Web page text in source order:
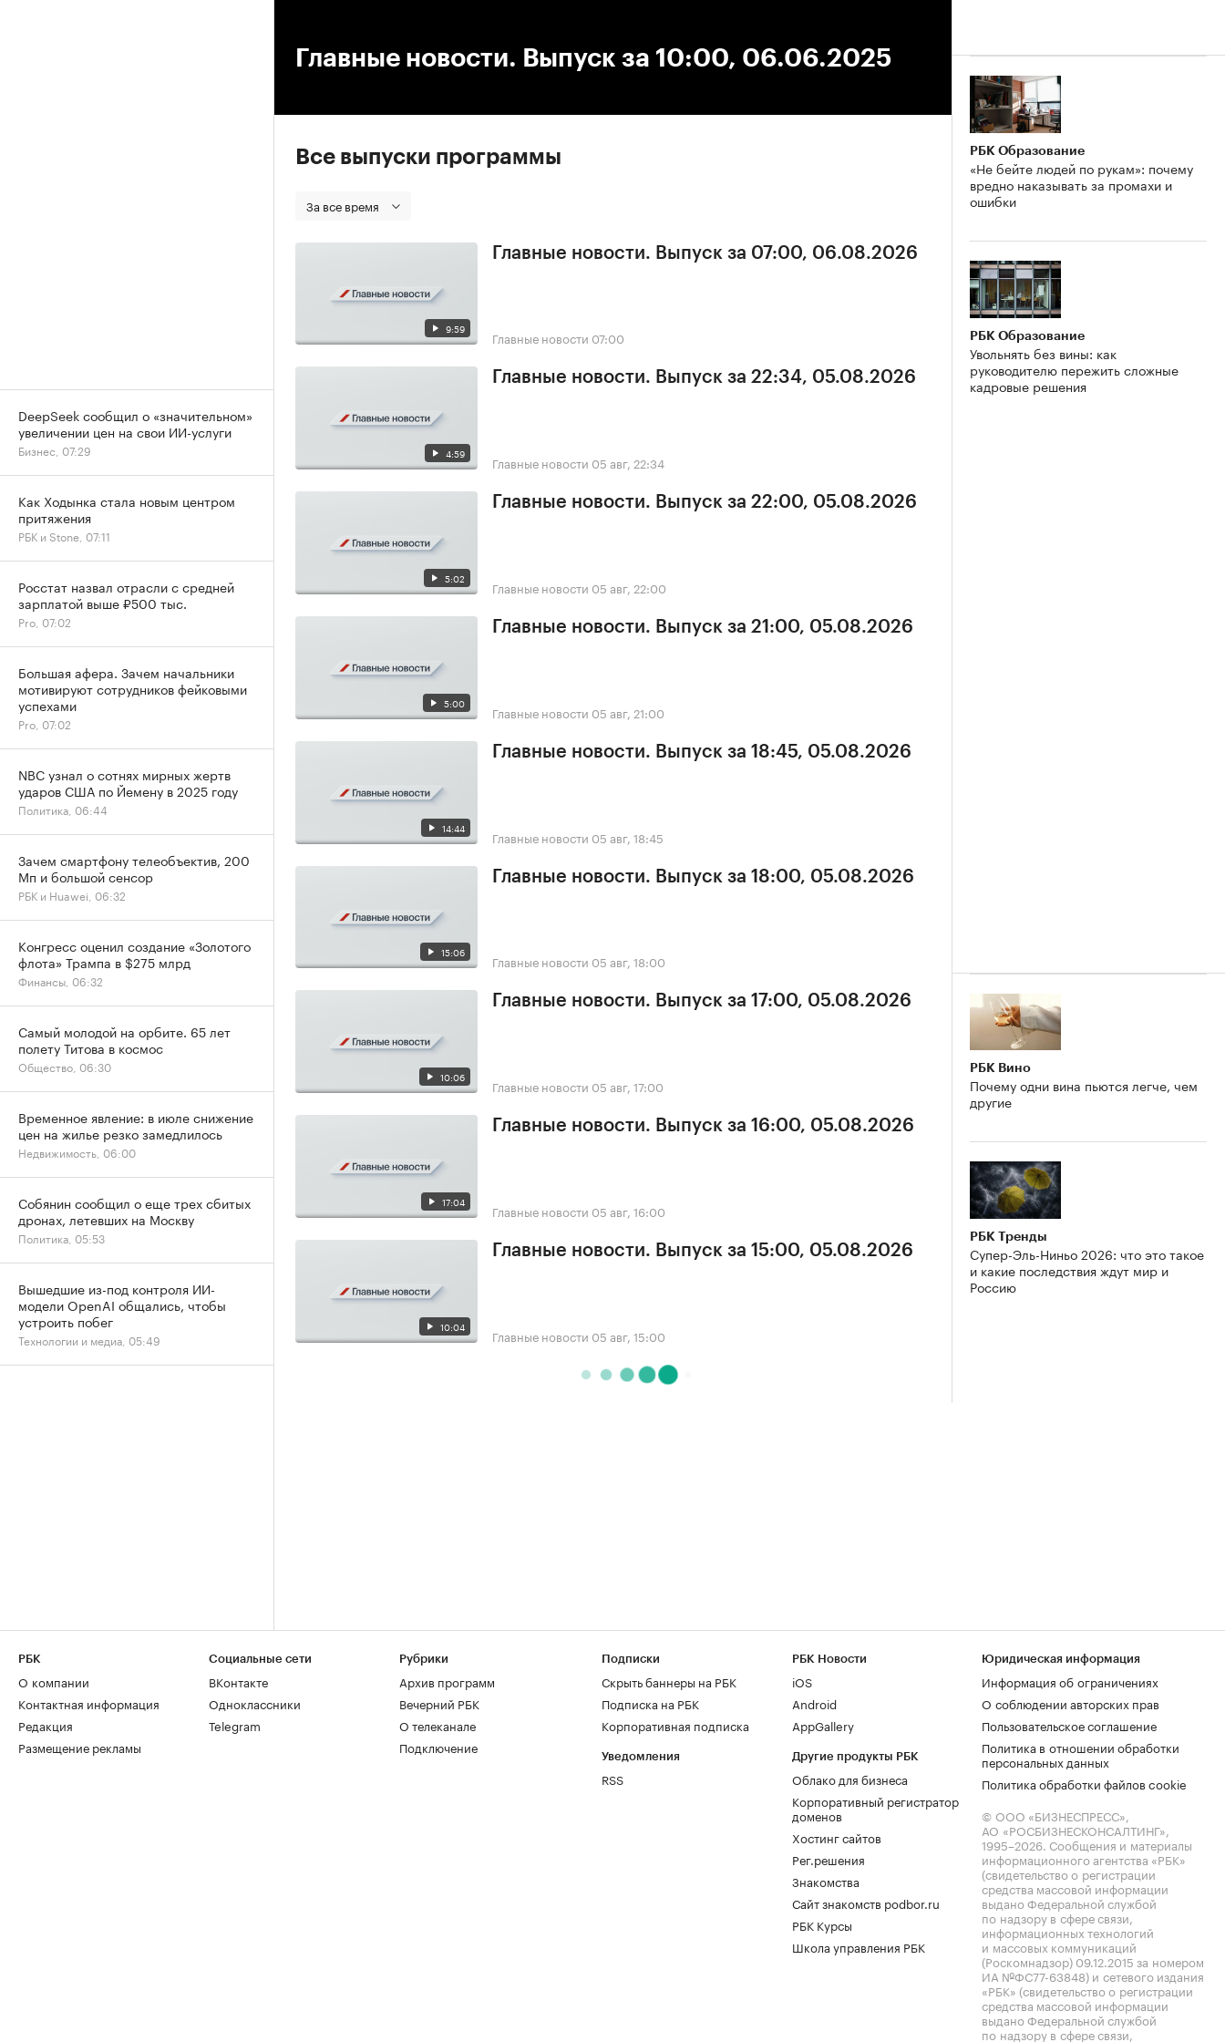
Главные новости. Выпуск за 10:00, 06.06.2025
Все выпуски программы
За все время
9:59
Главные новости. Выпуск за 07:00, 06.08.2026
Главные новости 07:00
4:59
Главные новости. Выпуск за 22:34, 05.08.2026
Главные новости 05 авг, 22:34
5:02
Главные новости. Выпуск за 22:00, 05.08.2026
Главные новости 05 авг, 22:00
5:00
Главные новости. Выпуск за 21:00, 05.08.2026
Главные новости 05 авг, 21:00
14:44
Главные новости. Выпуск за 18:45, 05.08.2026
Главные новости 05 авг, 18:45
15:06
Главные новости. Выпуск за 18:00, 05.08.2026
Главные новости 05 авг, 18:00
10:06
Главные новости. Выпуск за 17:00, 05.08.2026
Главные новости 05 авг, 17:00
17:04
Главные новости. Выпуск за 16:00, 05.08.2026
Главные новости 05 авг, 16:00
10:04
Главные новости. Выпуск за 15:00, 05.08.2026
Главные новости 05 авг, 15:00
РБК Образование
«Не бейте людей по рукам»: почему
вредно наказывать за промахи и
ошибки
РБК Образование
Увольнять без вины: как
руководителю пережить сложные
кадровые решения
РБК Вино
Почему одни вина пьются легче, чем
другие
РБК Тренды
Супер-Эль-Ниньо 2026: что это такое
и какие последствия ждут мир и
Россию
DeepSeek сообщил о «значительном»
увеличении цен на свои ИИ-услуги
Бизнес, 07:29
Как Ходынка стала новым центром
притяжения
РБК и Stone, 07:11
Росстат назвал отрасли с средней
зарплатой выше ₽500 тыс.
Pro, 07:02
Большая афера. Зачем начальники
мотивируют сотрудников фейковыми
успехами
Pro, 07:02
NBC узнал о сотнях мирных жертв
ударов США по Йемену в 2025 году
Политика, 06:44
Зачем смартфону телеобъектив, 200
Мп и большой сенсор
РБК и Huawei, 06:32
Конгресс оценил создание «Золотого
флота» Трампа в $275 млрд
Финансы, 06:32
Самый молодой на орбите. 65 лет
полету Титова в космос
Общество, 06:30
Временное явление: в июле снижение
цен на жилье резко замедлилось
Недвижимость, 06:00
Собянин сообщил о еще трех сбитых
дронах, летевших на Москву
Политика, 05:53
Вышедшие из-под контроля ИИ-
модели OpenAI общались, чтобы
устроить побег
Технологии и медиа, 05:49
РБК
О компании
Контактная информация
Редакция
Размещение рекламы
Социальные сети
ВКонтакте
Одноклассники
Telegram
Рубрики
Архив программ
Вечерний РБК
О телеканале
Подключение
Подписки
Скрыть баннеры на РБК
Подписка на РБК
Корпоративная подписка
Уведомления
RSS
РБК Новости
iOS
Android
AppGallery
Другие продукты РБК
Облако для бизнеса
Корпоративный регистратор
доменов
Хостинг сайтов
Рег.решения
Знакомства
Сайт знакомств podbor.ru
РБК Курсы
Школа управления РБК
Юридическая информация
Информация об ограничениях
О соблюдении авторских прав
Пользовательское соглашение
Политика в отношении обработки
персональных данных
Политика обработки файлов cookie
© ООО «БИЗНЕСПРЕСС»,
АО «РОСБИЗНЕСКОНСАЛТИНГ»,
1995–2026. Сообщения и материалы
информационного агентства «РБК»
(свидетельство о регистрации
средства массовой информации
выдано Федеральной службой
по надзору в сфере связи,
информационных технологий
и массовых коммуникаций
(Роскомнадзор) 09.12.2015 за номером
ИА №ФС77-63848) и сетевого издания
«РБК» (свидетельство о регистрации
средства массовой информации
выдано Федеральной службой
по надзору в сфере связи,